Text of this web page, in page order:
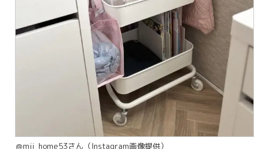
＠mii_home53さん（Instagram画像提供）